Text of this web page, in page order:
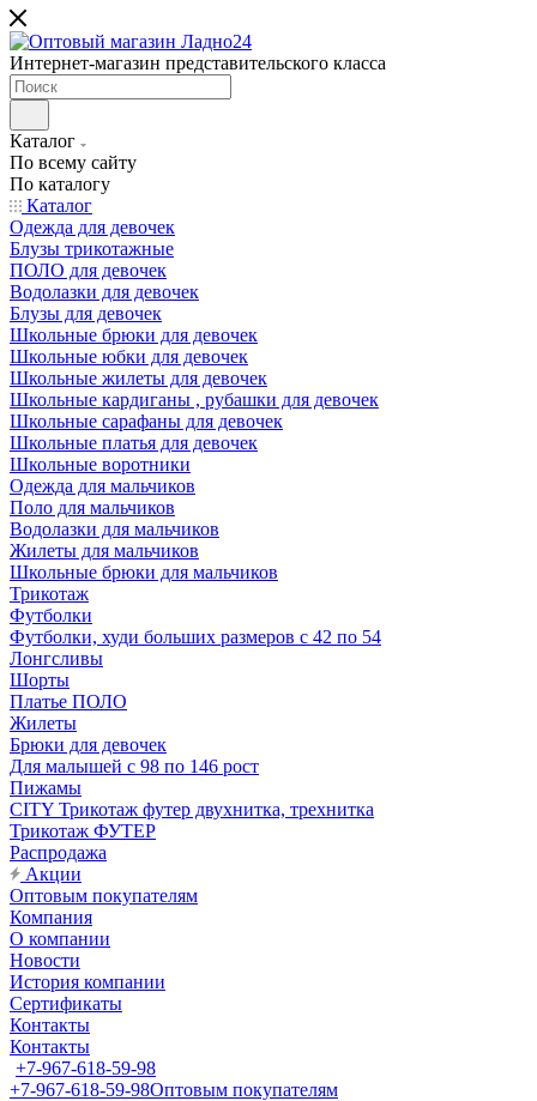
Интернет-магазин представительского класса
Каталог
По всему сайту
По каталогу
Каталог
Одежда для девочек
Блузы трикотажные
ПОЛО для девочек
Водолазки для девочек
Блузы для девочек
Школьные брюки для девочек
Школьные юбки для девочек
Школьные жилеты для девочек
Школьные кардиганы , рубашки для девочек
Школьные сарафаны для девочек
Школьные платья для девочек
Школьные воротники
Одежда для мальчиков
Поло для мальчиков
Водолазки для мальчиков
Жилеты для мальчиков
Школьные брюки для мальчиков
Трикотаж
Футболки
Футболки, худи больших размеров с 42 по 54
Лонгсливы
Шорты
Платье ПОЛО
Жилеты
Брюки для девочек
Для малышей с 98 по 146 рост
Пижамы
CITY Трикотаж футер двухнитка, трехнитка
Трикотаж ФУТЕР
Распродажа
Акции
Оптовым покупателям
Компания
О компании
Новости
История компании
Сертификаты
Контакты
Контакты
+7-967-618-59-98
+7-967-618-59-98Оптовым покупателям